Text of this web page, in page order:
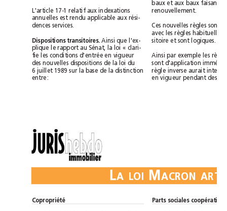
L'article 17-1 relatif aux indexations
annuelles est rendu applicable aux rési-
dences services.
Dispositions transitoires.
Ainsi que l'ex-
plique le rapport au Sénat, la loi « clari-
fie les conditions d'entrée en vigueur
des nouvelles dispositions de la loi du
6 juillet 1989 sur la base de la distinction
entre:
renouvellement.
Copropriété
L M